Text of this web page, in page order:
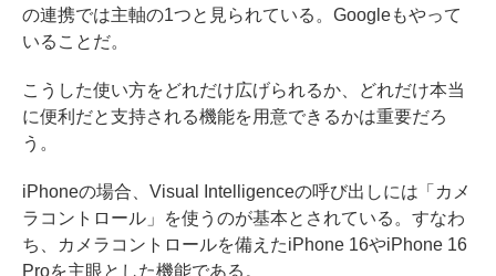
の連携では主軸の1つと見られている。Googleもやって
いることだ。
こうした使い方をどれだけ広げられるか、どれだけ本当
に便利だと支持される機能を用意できるかは重要だろ
う。
iPhoneの場合、Visual Intelligenceの呼び出しには「カメ
ラコントロール」を使うのが基本とされている。すなわ
ち、カメラコントロールを備えたiPhone 16やiPhone 16
Proを主眼とした機能である。